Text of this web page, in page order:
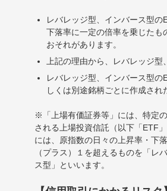
レバレッジ型、インバース型
下落率に一定の倍率を乗じた
おそれがあります。
上記の理由から、レバレッジ
レバレッジ型、インバース型
しくは別途銘柄ごとに作成さ
※「上場有価証券等」には、特定
される上場投資信託（以下「ETF
には、原指数の日々の上昇率・下
（プラス）１を超えるものを「
ス型」といいます。